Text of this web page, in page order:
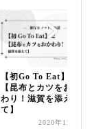
【初Go To Eat】と
【昆布とカツをおか
わり！滋賀を添え
て】
2020年12月7日